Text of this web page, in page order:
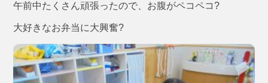
午前中たくさん頑張ったので、お腹がペコペコ?
大好きなお弁当に大興奮?